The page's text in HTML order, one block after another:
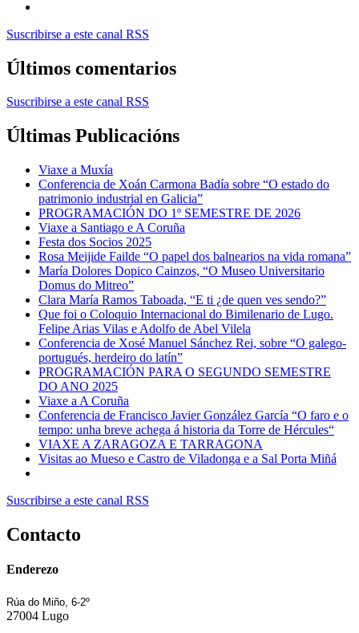
Suscribirse a este canal RSS
Últimos comentarios
Suscribirse a este canal RSS
Últimas Publicacións
Viaxe a Muxía
Conferencia de Xoán Carmona Badía sobre “O estado do
patrimonio industrial en Galicia”
PROGRAMACIÓN DO 1º SEMESTRE DE 2026
Viaxe a Santiago e A Coruña
Festa dos Socios 2025
Rosa Meijide Failde “O papel dos balnearios na vida romana”
María Dolores Dopico Cainzos, “O Museo Universitario
Domus do Mitreo”
Clara María Ramos Taboada, “E ti ¿de quen ves sendo?”
Que foi o Coloquio Internacional do Bimilenario de Lugo.
Felipe Arias Vilas e Adolfo de Abel Vilela
Conferencia de Xosé Manuel Sánchez Rei, sobre “O galego-
portugués, herdeiro do latín”
PROGRAMACIÓN PARA O SEGUNDO SEMESTRE
DO ANO 2025
Viaxe a A Coruña
Conferencia de Francisco Javier González García “O faro e o
tempo: unha breve achega á historia da Torre de Hércules“
VIAXE A ZARAGOZA E TARRAGONA
Visitas ao Mueso e Castro de Viladonga e a Sal Porta Miñá
Suscribirse a este canal RSS
Contacto
Enderezo
Rúa do Miño, 6-2º
27004 Lugo